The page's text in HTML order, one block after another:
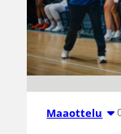
Maaottelu